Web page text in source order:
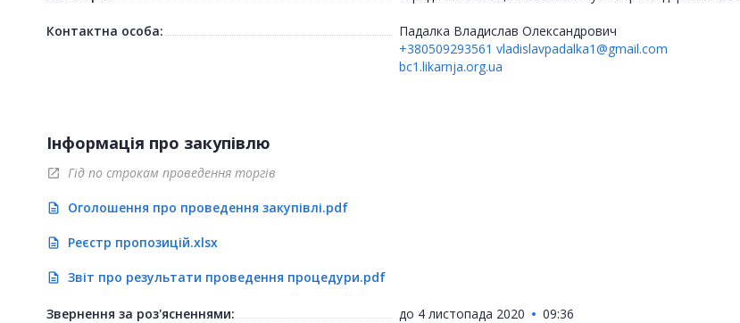
Контактна особа:
Падалка Владислав Олександрович
+380509293561 vladislavpadalka1@gmail.com
bc1.likarnja.org.ua
Інформація про закупівлю
open_in_new Гід по строкам проведення торгів
description Оголошення про проведення закупівлі.pdf
description Реєстр пропозицій.xlsx
description Звіт про результати проведення процедури.pdf
Звернення за роз'ясненнями: до 4 листопада 2020 09:36